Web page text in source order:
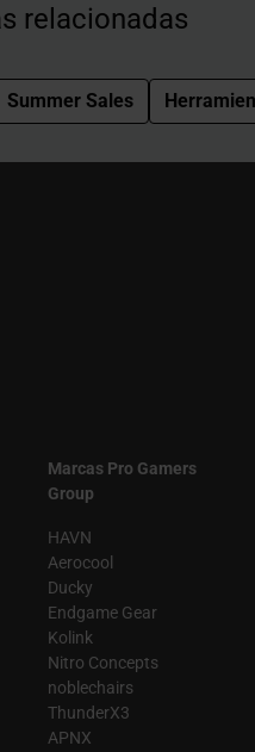
relacionadas
Summer Sales
Marcas Pro Gamers
Group
HAVN
Aerocool
Ducky
Endgame Gear
Kolink
Nitro Concepts
noblechairs
ThunderX3
APNX